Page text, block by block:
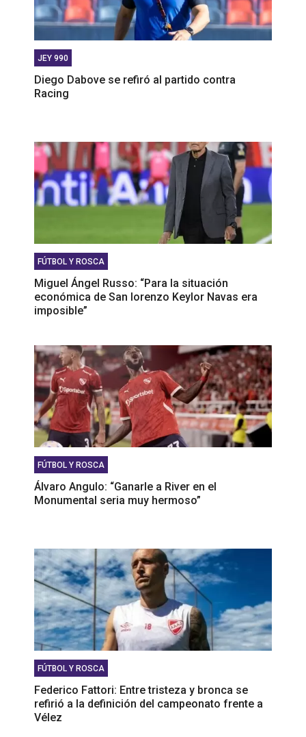
JEY 990
Diego Dabove se refiró al partido contra
Racing
FÚTBOL Y ROSCA
Miguel Ángel Russo: “Para la situación
económica de San lorenzo Keylor Navas era
imposible”
FÚTBOL Y ROSCA
Álvaro Angulo: “Ganarle a River en el
Monumental seria muy hermoso”
FÚTBOL Y ROSCA
Federico Fattori: Entre tristeza y bronca se
refirió a la definición del campeonato frente a
Vélez